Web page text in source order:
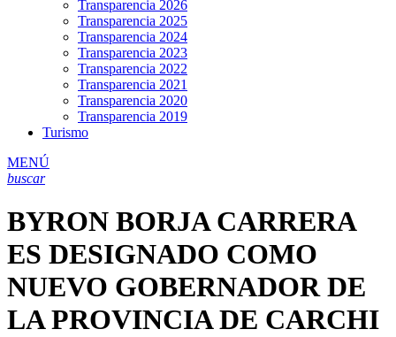
Transparencia 2026
Transparencia 2025
Transparencia 2024
Transparencia 2023
Transparencia 2022
Transparencia 2021
Transparencia 2020
Transparencia 2019
Turismo
MENÚ
buscar
BYRON BORJA CARRERA
ES DESIGNADO COMO
NUEVO GOBERNADOR DE
LA PROVINCIA DE CARCHI